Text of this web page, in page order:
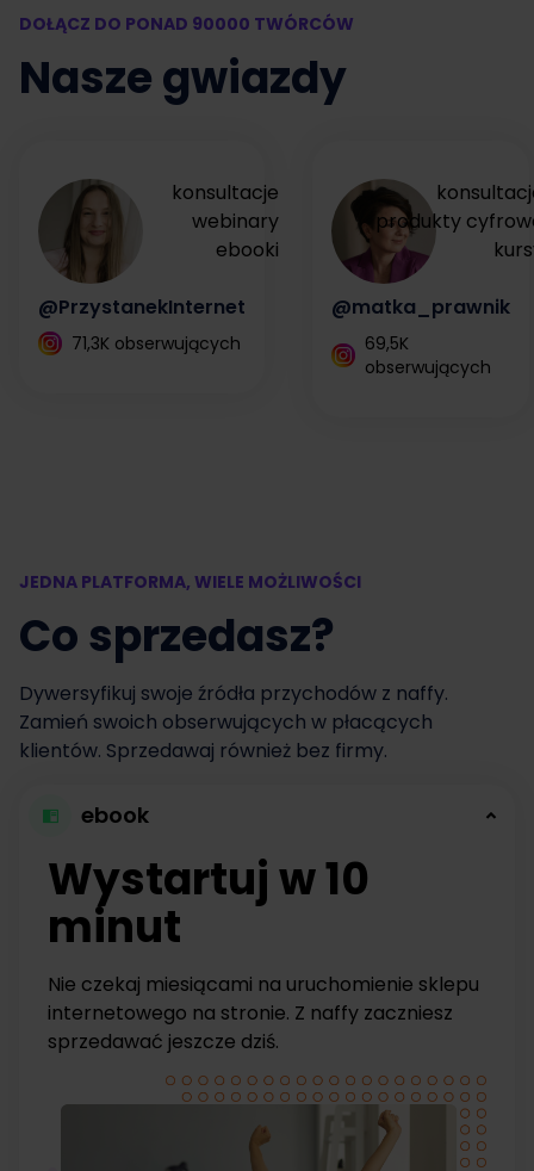
DOŁĄCZ DO PONAD 90000 TWÓRCÓW
Nasze gwiazdy
konsultacje
webinary
ebooki
@PrzystanekInternet
71,3K obserwujących
produkty
@matka_prawnik
69,5K
obserwujących
JEDNA PLATFORMA, WIELE MOŻLIWOŚCI
Co sprzedasz?
Dywersyfikuj swoje źródła przychodów z naffy.
Zamień swoich obserwujących w płacących
klientów. Sprzedawaj również bez firmy.
ebook
Wystartuj w 10
minut
Nie czekaj miesiącami na uruchomienie sklepu
internetowego na stronie. Z naffy zaczniesz
sprzedawać jeszcze dziś.